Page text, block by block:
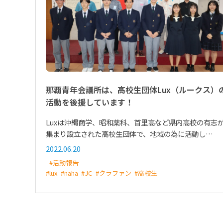
那覇青年会議所は、高校生団体Lux（ルークス）
活動を後援しています！
Luxは沖縄商学、昭和薬科、首里高など県内高校の有志
集まり設立された高校生団体で、地域の為に活動し…
2022.06.20
#活動報告
#lux #naha #JC #クラファン #高校生